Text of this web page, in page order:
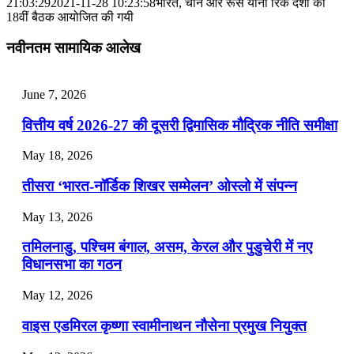
July 22, 2026
📝 डेली करेंट अफेयर्स: 19-21 जुलाई 2026
July 19, 2026
📝 डेली करेंट अफेयर्स: 16-18 जुलाई 2026
July 16, 2026
📝 डेली करेंट अफेयर्स: 13-15 जुलाई 2026
21:03:292021-11-28 10:23:58भारत, चीन और रूस यानी रिक देशों की
18वीं बैठक आयोजित की गयी
नवीनतम सामायिक आलेख
June 7, 2026
वित्तीय वर्ष 2026-27 की दूसरी द्विमासिक मौद्रिक नीति समीक्षा
May 18, 2026
तीसरा ‘भारत-नॉर्डिक शिखर सम्मेलन’ ओस्लो में संपन्न
May 13, 2026
तमिलनाडु, पश्चिम बंगाल, असम, केरल और पुडुचेरी में नए
विधानसभा का गठन
May 12, 2026
वाइस एडमिरल कृष्णा स्वामीनाथन नौसेना प्रमुख नियुक्त